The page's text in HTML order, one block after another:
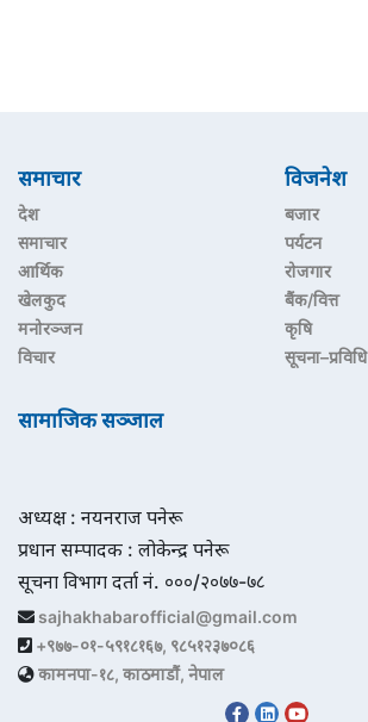
समाचार
देश
समाचार
आर्थिक
खेलकुद
मनोरञ्जन
विचार
विजनेश
बजार
पर्यटन
रोजगार
बैंक/वित्त
कृषि
सूचना–प्रविधि
सामाजिक सञ्जाल
अध्यक्ष : नयनराज पनेरू
प्रधान सम्पादक : लोकेन्द्र पनेरू
सूचना विभाग दर्ता नं. ०००/२०७७-७८
sajhakhabarofficial@gmail.com
+९७७-०१-५९१८१६७, ९८५१२३७०८६
कामनपा-१८, काठमाडौं, नेपाल